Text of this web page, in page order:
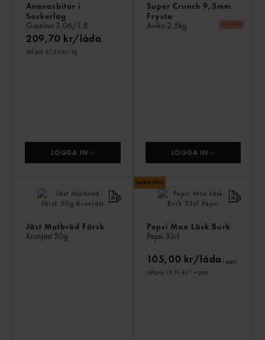
Ananasbitar i
Sockerlag
Gastrino 3,06/1,8
209,70 kr/låda
Jmf.pris 37,50 kr/ kg
LOGGA IN
Super Crunch 9,5mm
Frysta
Aviko 2,5kg
LOGGA IN
Jäst Matbröd Färsk
Kronjäst 50g
Pepsi Max Läsk Burk
Pepsi 33cl
105,00 kr/låda+ pant
Jmf.pris 15,91 kr/ l + pant